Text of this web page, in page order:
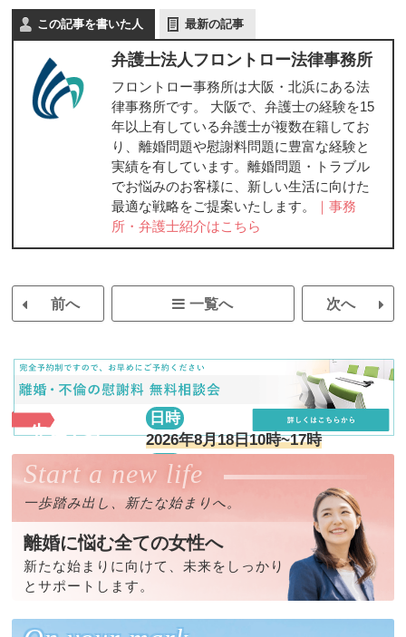
この記事を書いた人 最新の記事
弁護士法人フロントロー法律事務所
フロントロー事務所は大阪・北浜にある法
律事務所です。 大阪で、弁護士の経験を15
年以上有している弁護士が複数在籍してお
り、離婚問題や慰謝料問題に豊富な経験と
実績を有しています。離婚問題・トラブル
でお悩みのお客様に、新しい生活に向けた
最適な戦略をご提案いたします。
｜事務
所・弁護士紹介はこちら
前へ 一覧へ 次へ
先着7名
日時
2026年8月18日10時~17時
場所
フロントロー法律事務所
Start a new life
一歩踏み出し、新たな始まりへ。
離婚に悩む全ての女性へ
新たな始まりに向けて、未来をしっかり
とサポートします。